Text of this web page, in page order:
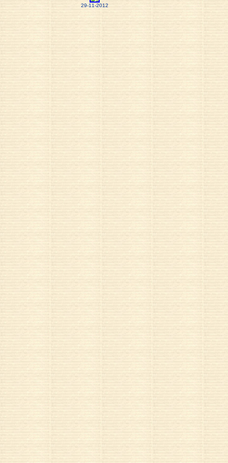
29-11-2012